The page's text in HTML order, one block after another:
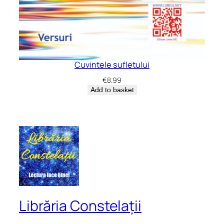
Cuvintele sufletului
€8.99
Add to basket
Librăria Constelații